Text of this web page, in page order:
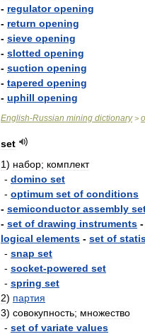
- regulator opening
- return opening
- sieve opening
- slotted opening
- suction opening
- tapered opening
- uphill opening
English-Russian mining dictionary>
set
1) набор; комплект
- domino set
- optimum set of conditions
- semiconductor assembly
- set of drawing instruments -
logical elements - set of
- snap set
- socket-powered set
- spring set
2) партия
3) совокупность; множество
- set of variate values